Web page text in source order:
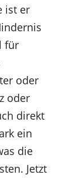
ist er
für
oder
oder
direkt
ein
die
Jetzt